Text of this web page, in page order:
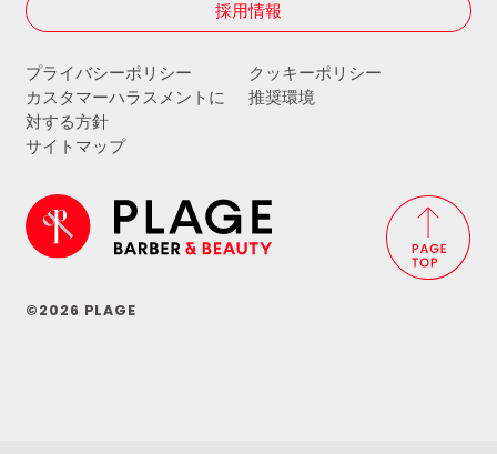
採用情報
プライバシーポリシー
クッキーポリシー
カスタマーハラスメントに
対する方針
推奨環境
サイトマップ
©2026 PLAGE